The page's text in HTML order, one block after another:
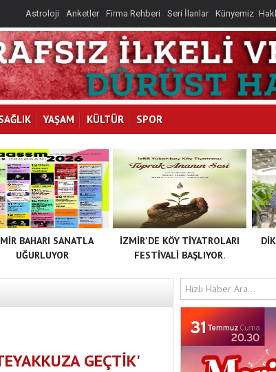
Astroloji Anketler Firma Rehberi Seri İlanlar Künyemiz
YAŞAM KÜLTÜR SPOR
BAHARI SANATLA
UĞURLUYOR
İZMİR'DE KÖY TİYATROLARI
FESTİVALİ BAŞLIYOR.
GEÇTİK'